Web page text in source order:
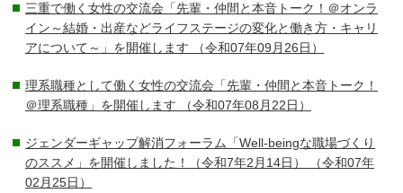
三重で働く女性の交流会「先輩・仲間と本音トーク！＠オンラ
イン～結婚・出産などライフステージの変化と働き方・キャリ
アについて～」を開催します （令和07年09月26日）
理系職種として働く女性の交流会「先輩・仲間と本音トーク！
＠理系職種」を開催します （令和07年08月22日）
ジェンダーギャップ解消フォーラム「Well-beingな職場づくり
のススメ」を開催しました！（令和7年2月14日）
（令和07年
02月25日）